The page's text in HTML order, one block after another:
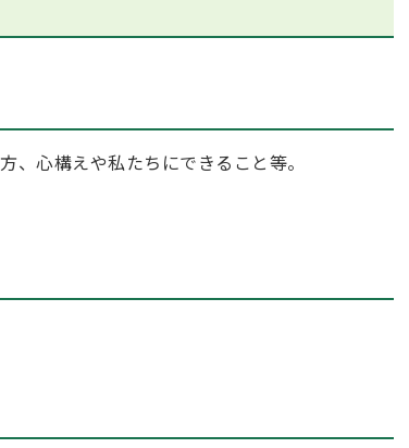
心構えや私たちにできること等。